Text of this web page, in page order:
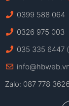
0399 588 064
0326 975 003
035 335 6447
Zalo: 087 778 3626